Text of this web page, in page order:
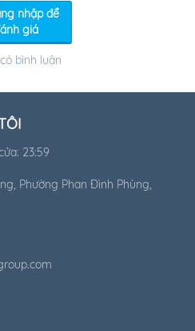
nhập để
giá
bình luận
23:59
Phường Phan Đình Phùng,